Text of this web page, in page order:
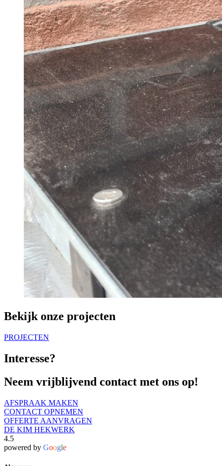
Bekijk onze projecten
PROJECTEN
Interesse?
Neem vrijblijvend contact met ons op!
AFSPRAAK MAKEN
CONTACT OPNEMEN
OFFERTE AANVRAGEN
DE KIM HEKWERK
4.5
powered by Google